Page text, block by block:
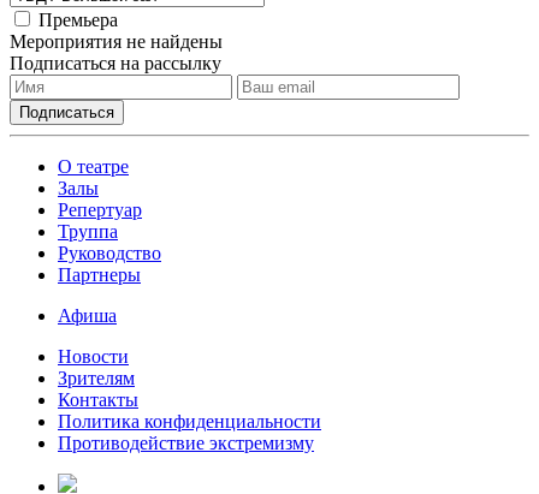
Премьера
Мероприятия не найдены
Подписаться на рассылку
О театре
Залы
Репертуар
Труппа
Руководство
Партнеры
Афиша
Новости
Зрителям
Контакты
Политика конфиденциальности
Противодействие экстремизму